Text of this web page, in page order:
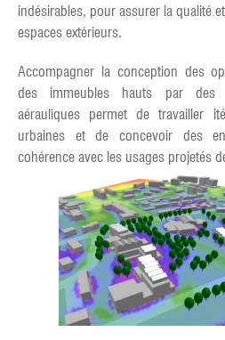
indésirables, pour assurer la qualité
espaces extérieurs.
Accompagner la conception des
des immeubles hauts par des
aérauliques permet de travailler
urbaines et de concevoir des
cohérence avec les usages projetés